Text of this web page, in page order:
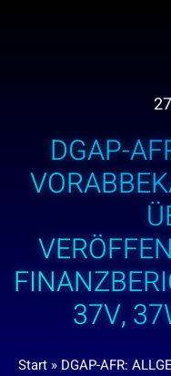
DGAP-
7V,
Start» DGAP-AFR: